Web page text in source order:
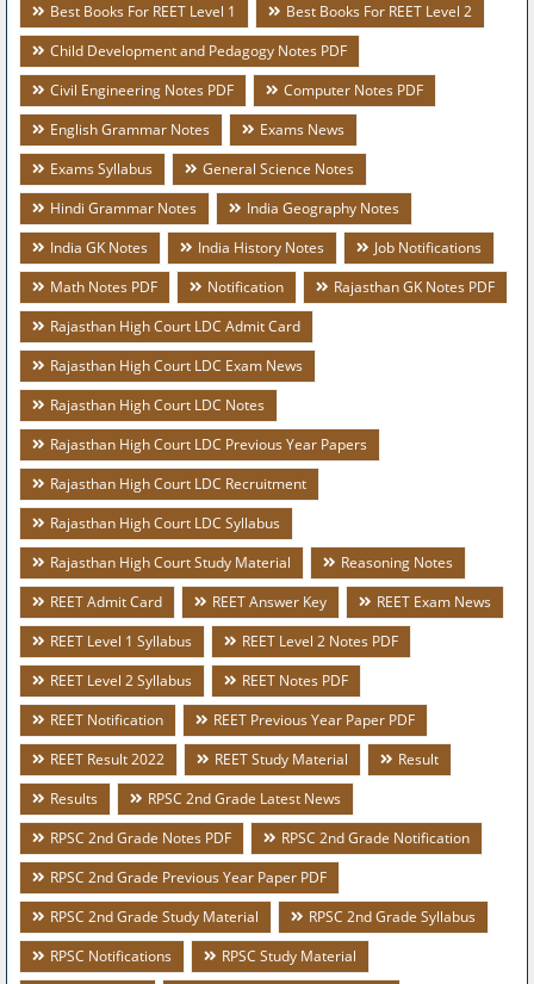
Best Books For REET Level 1
Best Books For REET Level 2
Child Development and Pedagogy Notes PDF
Civil Engineering Notes PDF
Computer Notes PDF
English Grammar Notes
Exams News
Exams Syllabus
General Science Notes
Hindi Grammar Notes
India Geography Notes
India GK Notes
India History Notes
Job Notifications
Math Notes PDF
Notification
Rajasthan GK Notes PDF
Rajasthan High Court LDC Admit Card
Rajasthan High Court LDC Exam News
Rajasthan High Court LDC Notes
Rajasthan High Court LDC Previous Year Papers
Rajasthan High Court LDC Recruitment
Rajasthan High Court LDC Syllabus
Rajasthan High Court Study Material
Reasoning Notes
REET Admit Card
REET Answer Key
REET Exam News
REET Level 1 Syllabus
REET Level 2 Notes PDF
REET Level 2 Syllabus
REET Notes PDF
REET Notification
REET Previous Year Paper PDF
REET Result 2022
REET Study Material
Result
Results
RPSC 2nd Grade Latest News
RPSC 2nd Grade Notes PDF
RPSC 2nd Grade Notification
RPSC 2nd Grade Previous Year Paper PDF
RPSC 2nd Grade Study Material
RPSC 2nd Grade Syllabus
RPSC Notifications
RPSC Study Material